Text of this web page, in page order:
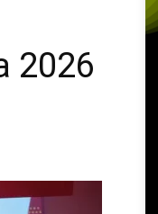
2026